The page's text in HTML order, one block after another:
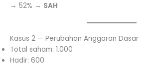
→ 52% → SAH
Kasus 2 — Perubahan Anggaran Dasar
Total saham: 1.000
Hadir: 600